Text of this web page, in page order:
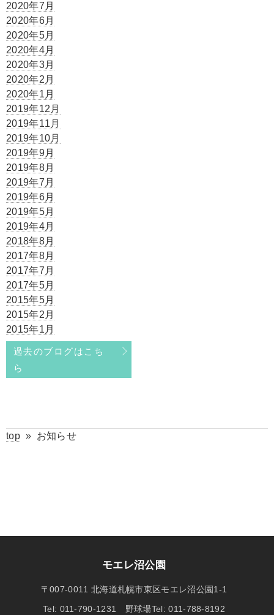
2020年7月
2020年6月
2020年5月
2020年4月
2020年3月
2020年2月
2020年1月
2019年12月
2019年11月
2019年10月
2019年9月
2019年8月
2019年7月
2019年6月
2019年5月
2019年4月
2018年8月
2017年8月
2017年7月
2017年5月
2015年5月
2015年2月
2015年1月
過去のブログはこち
ら
top» お知らせ
モエレ沼公園
〒007-0011 北海道札幌市東区モエレ沼公園1-1
Tel: 011-790-1231 野球場Tel: 011-788-8192